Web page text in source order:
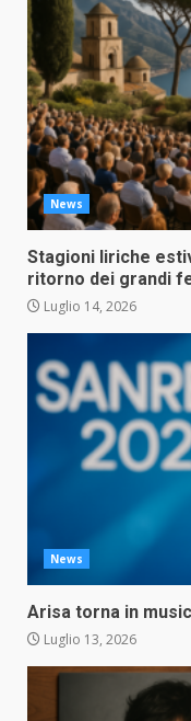
News
Stagioni liriche
ritorno dei grandi
Luglio 14, 2026
News
Arisa torna in
Luglio 13, 2026